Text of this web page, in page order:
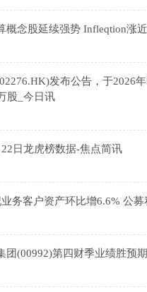
概念股延续强势 Infleqtion涨
发布公告，于2026
股_今日讯
日龙虎榜数据-焦点简讯
务客户资产环比增6.6% 公
团(00992)第四财季业绩胜预